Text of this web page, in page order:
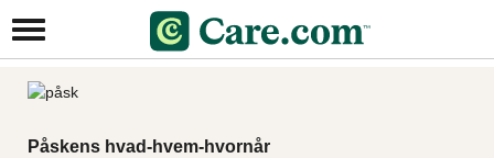
Påskens hvad-hvem-hvornår